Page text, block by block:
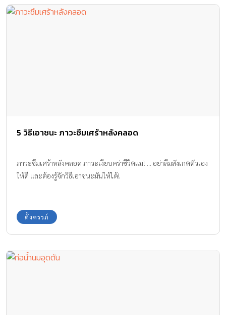
กับลูกแค่เพียงเพราะความสวยงามภายนอก แต่รวมถึงความรู้สึกตั้งแต่
ด้วยเช่นกัน คืนเวลาให้พ่อแม่ เพื่อเวลาคุณภาพของลูก เพราะอารมณ์
ครอบครัวไม่มีความเครียดจึงทำให้การเลี้ยงลุกเป้นไปได้อย่างราบรื่น
และมีความสุข เวลาคุณภาพต่อวันกับลูกจึงสำคัญ การเลือกของใช้ที่มา
ตอบโจทย์และเป็นตัวช่วยที่ดีให้กับแม่ๆจึงต้องเป้นของที่ลดความ
ใช้กับลูกจึงต้องตรวจสอบได้ว่าดีและปลอดภัยที่สุด No more fast
fashion ใช้นาน ใช้คุ้มค่า เมื่อของที่เลือกให้ลุกไม่ได้เป็นสินค้าตาม
กระแส […]
5 วิธีเอาชนะ ภาวะซึมเศร้าหลังคลอด
ภาวะซึมเศร้าหลังคลอด ภาวะเงียบคร่าชีวิตแม่! ... อย่าลืมสังเกตตัวเอง
ให้ดี และต้องรู้จักวิธีเอาชนะมันให้ได้!
ตั้งครรภ์